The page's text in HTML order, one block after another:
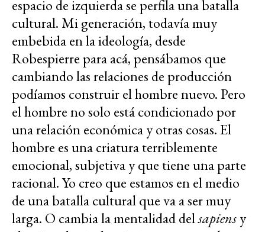
espacio de izquierda se perfila una batalla
cultural. Mi generación, todavía muy
embebida en la ideología, desde
Robespierre para acá, pensábamos que
cambiando las relaciones de producción
podíamos construir el hombre nuevo. Pero
el hombre no solo está condicionado por
una relación económica y otras cosas. El
hombre es una criatura terriblemente
emocional, subjetiva y que tiene una parte
racional. Yo creo que estamos en el medio
de una batalla cultural que va a ser muy
larga. O cambia la mentalidad delsapiensy